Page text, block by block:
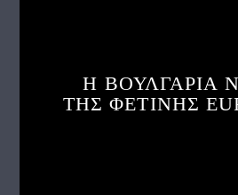
Η ΒΟΥΛΓΑΡΙΑ
ΤΗΣ ΦΕΤΙΝΗΣ